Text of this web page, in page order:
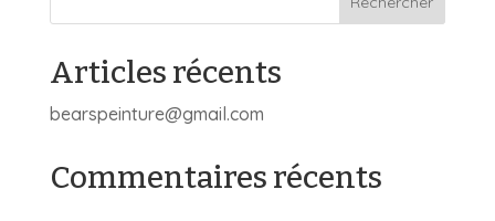
Articles récents
bearspeinture@gmail.com
Commentaires récents